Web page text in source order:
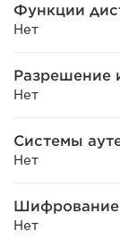
Функции
Нет
Разрешение
Нет
Системы
Нет
Шифрование
Нет